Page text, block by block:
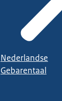
Nederlandse
Gebarentaal